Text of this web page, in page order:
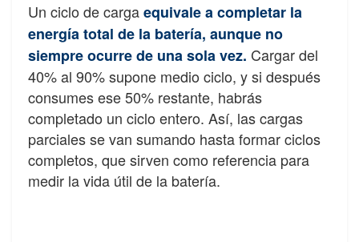
Un ciclo de cargaequivale a completar la
energía total de la batería, aunque no
siempre ocurre de una sola vez. Cargar del
40% al 90% supone medio ciclo, y si después
consumes ese 50% restante, habrás
completado un ciclo entero. Así, las cargas
parciales se van sumando hasta formar ciclos
completos, que sirven como referencia para
medir la vida útil de la batería.